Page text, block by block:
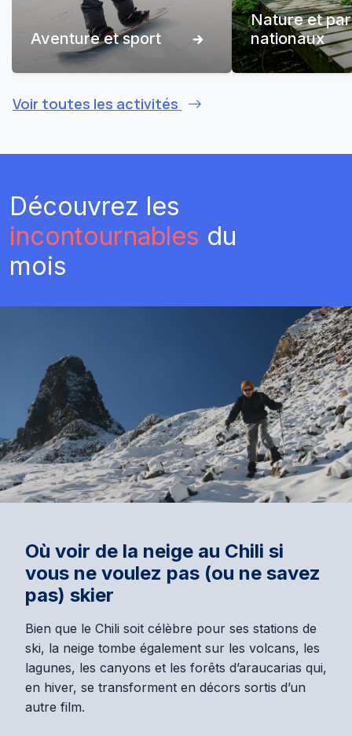
Aventure et sport
Nature et
nationaux
Voir toutes les activités
Découvrez les
incontournables du
mois
Où voir de la neige au Chili si
vous ne voulez pas (ou ne savez
pas) skier
Bien que le Chili soit célèbre pour ses stations de
ski, la neige tombe également sur les volcans, les
lagunes, les canyons et les forêts d’araucarias qui,
en hiver, se transforment en décors sortis d’un
autre film.